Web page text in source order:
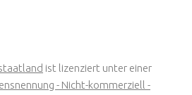
ist lizenziert unter einer
- Nicht-kommerziell -